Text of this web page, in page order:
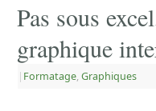
Pas sous
graphique
| Formatage, Graphiques